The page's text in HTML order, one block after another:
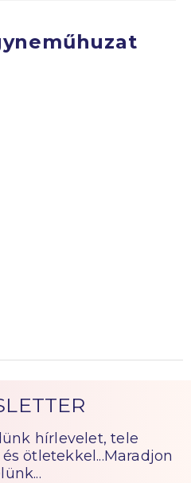
hírlevelet, tele
ötletekkel...Maradjon